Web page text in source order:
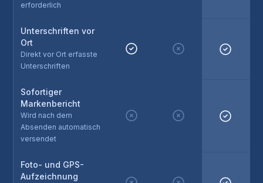
erforderlich
Unterschriften vor
Ort
Direkt vor Ort erfasste
Unterschriften
Sofortiger
Markenbericht
Wird nach dem
Absenden automatisch
versendet
Foto- und GPS-
Aufzeichnung